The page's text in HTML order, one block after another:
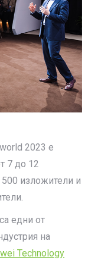
2023 е
7 до 12
изложители и
едни от
на
Technology